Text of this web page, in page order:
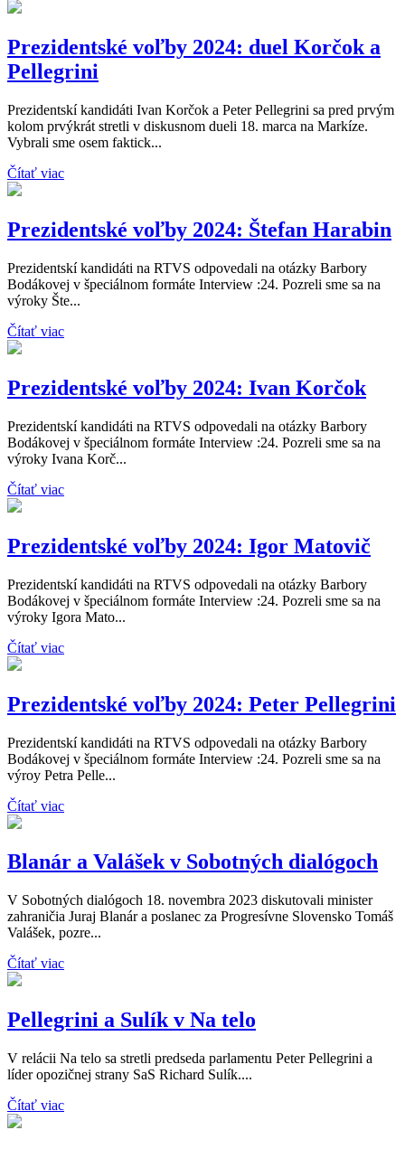
Prezidentské voľby 2024: duel Korčok a
Pellegrini
Prezidentskí kandidáti Ivan Korčok a Peter Pellegrini sa pred prvým
kolom prvýkrát stretli v diskusnom dueli 18. marca na Markíze.
Vybrali sme osem faktick...
Čítať viac
Prezidentské voľby 2024: Štefan Harabin
Prezidentskí kandidáti na RTVS odpovedali na otázky Barbory
Bodákovej v špeciálnom formáte Interview :24. Pozreli sme sa na
výroky Šte...
Čítať viac
Prezidentské voľby 2024: Ivan Korčok
Prezidentskí kandidáti na RTVS odpovedali na otázky Barbory
Bodákovej v špeciálnom formáte Interview :24. Pozreli sme sa na
výroky Ivana Korč...
Čítať viac
Prezidentské voľby 2024: Igor Matovič
Prezidentskí kandidáti na RTVS odpovedali na otázky Barbory
Bodákovej v špeciálnom formáte Interview :24. Pozreli sme sa na
výroky Igora Mato...
Čítať viac
Prezidentské voľby 2024: Peter Pellegrini
Prezidentskí kandidáti na RTVS odpovedali na otázky Barbory
Bodákovej v špeciálnom formáte Interview :24. Pozreli sme sa na
výroy Petra Pelle...
Čítať viac
Blanár a Valášek v Sobotných dialógoch
V Sobotných dialógoch 18. novembra 2023 diskutovali minister
zahraničia Juraj Blanár a poslanec za Progresívne Slovensko Tomáš
Valášek, pozre...
Čítať viac
Pellegrini a Sulík v Na telo
V relácii Na telo sa stretli predseda parlamentu Peter Pellegrini a
líder opozičnej strany SaS Richard Sulík....
Čítať viac